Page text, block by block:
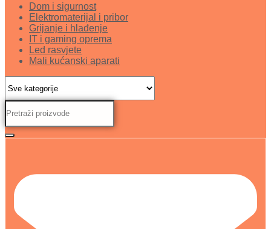
Dom i sigurnost
Elektromaterijal i pribor
Grijanje i hlađenje
IT i gaming oprema
Led rasvjete
Mali kućanski aparati